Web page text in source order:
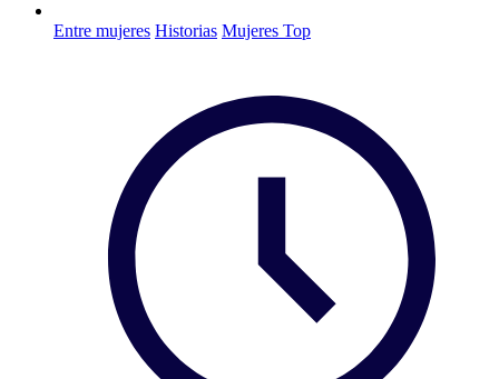
Entre mujeres Historias Mujeres Top